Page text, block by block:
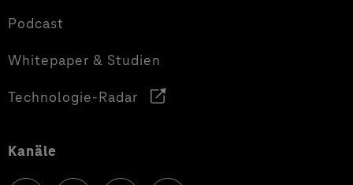
Podcast
Whitepaper & Studien
Technologie-Radar
Kanäle